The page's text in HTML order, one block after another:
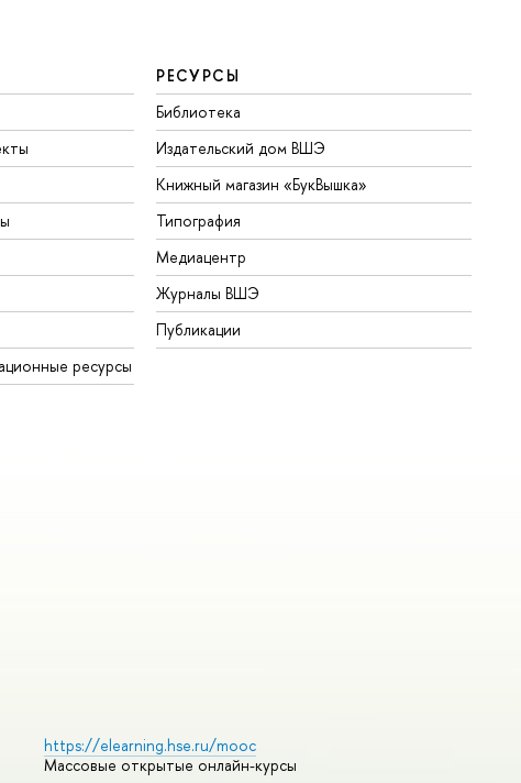
ресурсы
РЕСУРСЫ
Библиотека
Издательский дом ВШЭ
Книжный магазин «БукВышка»
Типография
Медиацентр
Журналы ВШЭ
Публикации
https://elearning.hse.ru/mooc
Массовые открытые онлайн-курсы